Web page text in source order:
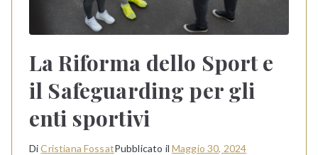
La Riforma dello Sport e
il Safeguarding per gli
enti sportivi
DiCristiana FossatPubblicato il Maggio 30, 2024